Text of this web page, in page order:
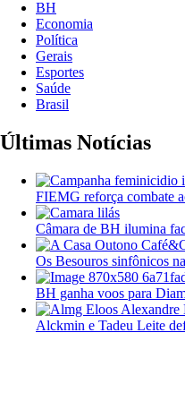
BH
Economia
Política
Gerais
Esportes
Saúde
Brasil
Últimas Notícias
FIEMG reforça combate
Câmara de BH ilumina
Os Besouros sinfônicos
BH ganha voos para
Alckmin e Tadeu Leite